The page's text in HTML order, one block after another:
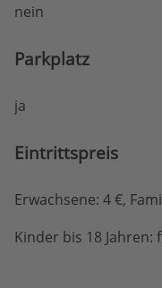
nein
Parkplatz
ja
Eintritts­preis
Erwachsene: 4 €,
Kinder bis 18 Jahren: